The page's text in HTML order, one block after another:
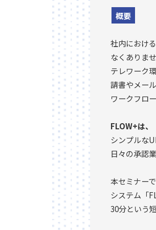
概要
社内におけ
なくありませ
テレワーク
請書やメー
ワークフロ
FLOW+は、
シンプルな
日々の承認
本セミナー
システム「
30分という